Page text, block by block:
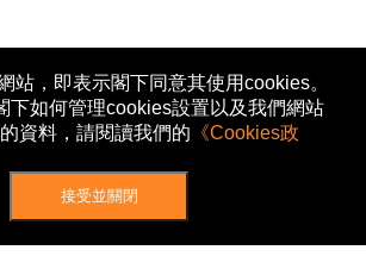
站，即表示閣下同意其使用cookies。
下如何管理cookies設置以及我們網站
資料，請閱讀我們的 《Cookies政
接受並關閉